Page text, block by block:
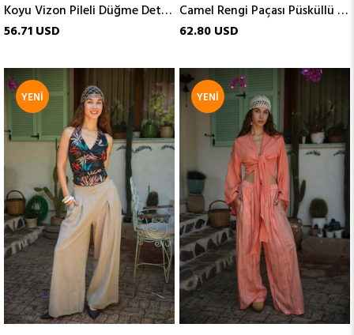
Koyu Vizon Pileli Düğme Detaylı Soft Keten Pantolon
56.71 USD
Camel Rengi Paçası Püsküllü Keten Pantolon
62.80 USD
YENI
ÜRÜN
YENI
ÜRÜN